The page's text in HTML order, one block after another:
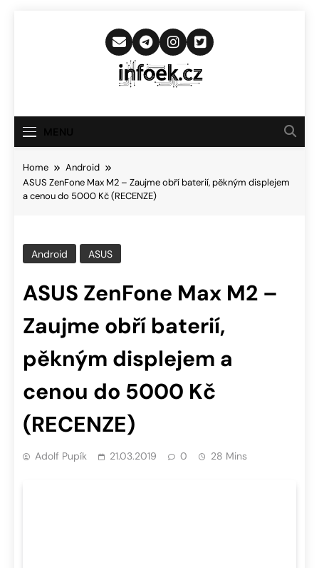
Infoek.cz
Novinkám
Home
Android
ASUS ZenFone Max M2 – Zaujme obří baterií, pěkným displejem
a cenou do 5000 Kč (RECENZE)
Android ASUS
ASUS ZenFone Max M2 –
Zaujme obří baterií,
pěkným displejem a
cenou do 5000 Kč
(RECENZE)
Adolf Pupík 21.03.2019 0 28 Mins